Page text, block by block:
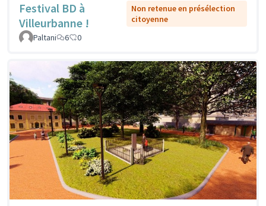
Festival BD à
Villeurbanne !
Non retenue en présélection
citoyenne
Paltani
6 0